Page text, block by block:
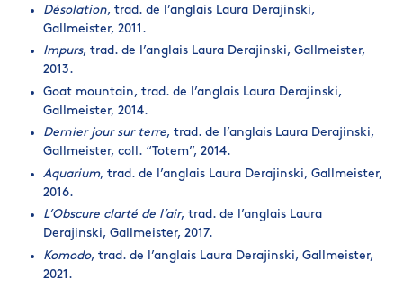
Désolation, trad. de l’anglais Laura Derajinski,
Gallmeister, 2011.
Impurs, trad. de l’anglais Laura Derajinski, Gallmeister,
2013.
Goat mountain, trad. de l’anglais Laura Derajinski,
Gallmeister, 2014.
Dernier jour sur terre, trad. de l’anglais Laura Derajinski,
Gallmeister, coll. “Totem”, 2014.
Aquarium, trad. de l’anglais Laura Derajinski, Gallmeister,
2016.
L’Obscure clarté de l’air, trad. de l’anglais Laura
Derajinski, Gallmeister, 2017.
Komodo, trad. de l’anglais Laura Derajinski, Gallmeister,
2021.